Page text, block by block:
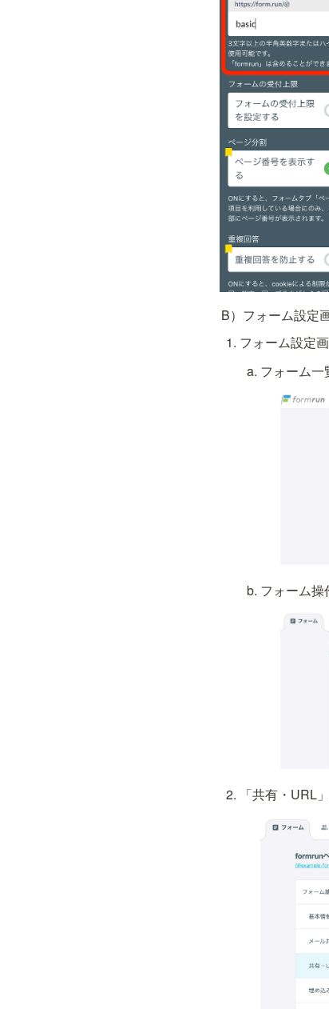
B）フォーム設定
フォーム設定
フォーム一
フォーム操
「共有・URL